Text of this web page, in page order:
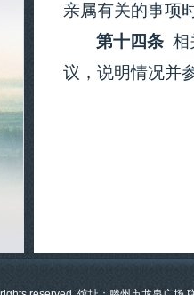
亲属有关的事项
第十四条 相
议，说明情况并